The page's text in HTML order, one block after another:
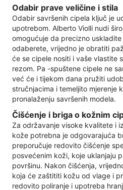
Odabir prave veličine i stila
Odabir savršenih cipela ključ je
upotrebom. Alberto Violli nudi
omogućuje da precizno
odaberete, vrijedno je obratiti
će se cipele nositi i vaše vlastite
rezom. Pa -spuštene cipele ne
već će i tijekom dana pružiti
stručnjacima i temeljito mjerenje
pronalaženju savršenih modela.
Čišćenje i briga o kožnim
Za održavanje visoke kvalitete i
kože potrebna je odgovarajuća
preporučuje redovito čišćenje
posvećenim koži, koje uklanjaju
površinu. Nakon čišćenja,
koja će zaštititi kožu od vlage i
redovito poliranje i upotreba